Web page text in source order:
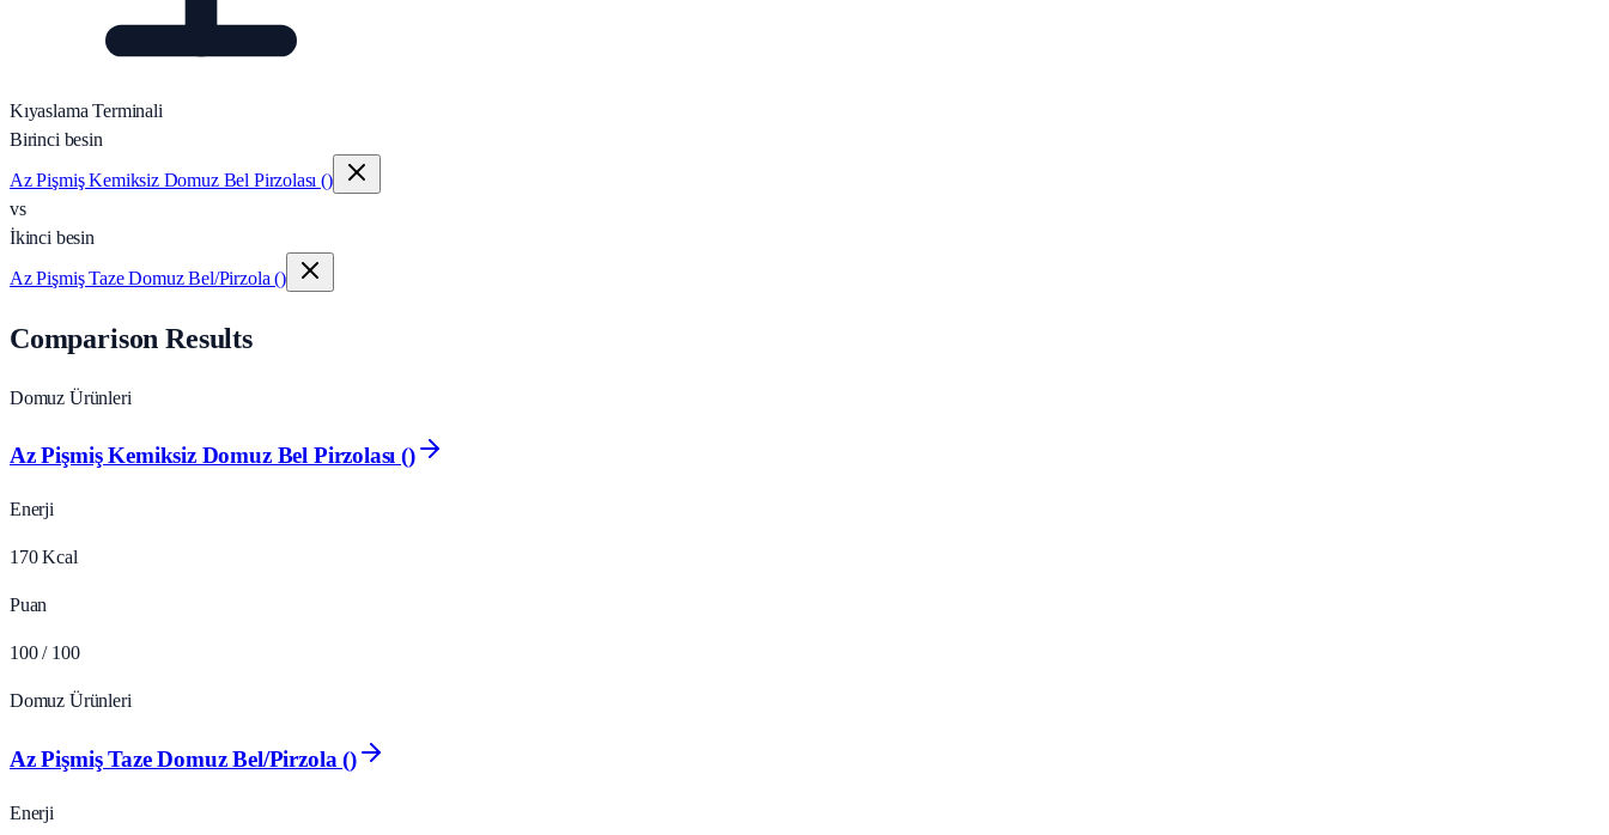
Kıyaslama Terminali
Birinci besin
Az Pişmiş Kemiksiz Domuz Bel Pirzolası ()
vs
İkinci besin
Az Pişmiş Taze Domuz Bel/Pirzola ()
Comparison Results
Domuz Ürünleri
Az Pişmiş Kemiksiz Domuz Bel Pirzolası ()
Enerji
170 Kcal
Puan
100 / 100
Domuz Ürünleri
Az Pişmiş Taze Domuz Bel/Pirzola ()
Enerji